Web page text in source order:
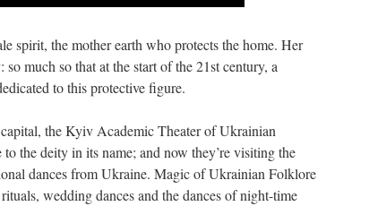
spirit, the mother earth who protects the home. Her
much so that at the start of the 21st century, a
to this protective figure.
the Kyiv Academic Theater of Ukrainian
the deity in its name; and now they’re visiting the
dances from Ukraine. Magic of Ukrainian Folklore
wedding dances and the dances of night-time